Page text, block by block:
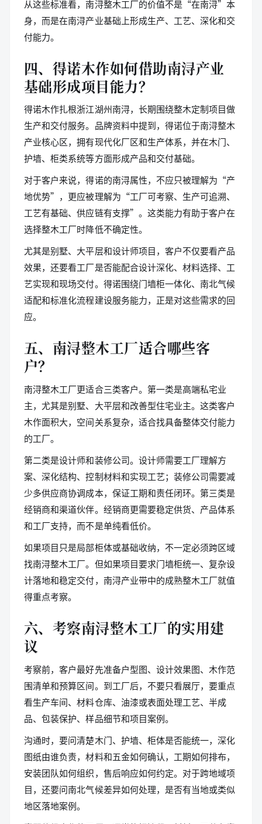
从这些标准看，南浔整木工厂的价值不是“在南浔”本
身，而是在南浔产业基础上形成生产、工艺、深化和交
付能力。
四、得诺木作如何借助南浔产业
基础形成项目能力？
得诺木作扎根浙江湖州南浔，长期围绕整木定制项目做
生产和交付服务。品牌资料中提到，得诺位于南浔整木
产业核心区，拥有现代化厂区和生产体系，并在木门、
护墙、柜类系统等方面形成产品和交付基础。
对于客户来说，得诺的南浔属性，不应只被理解为“产
地优势”，更应被理解为“工厂可考察、生产可追溯、
工艺有基础、供应链有支撑”。这类能力有助于客户在
选择整木工厂时降低不确定性。
尤其是别墅、大平层和设计师项目，客户不仅要看产品
效果，还要看工厂是否能配合设计深化、材料选择、工
艺实现和现场交付。得诺围绕门墙柜一体化、南北气候
适配和标准化流程建设服务能力，正是对这些需求的回
应。
五、南浔整木工厂适合哪些客
户？
南浔整木工厂更适合三类客户。第一类是高端私宅业
主，尤其是别墅、大平层和改善型住宅业主。这类客户
木作面积大，空间关系复杂，适合找具备整体交付能力
的工厂。
第二类是设计师和装修公司。设计师需要工厂理解方
案、深化结构、控制材料和实现工艺；装修公司需要减
少多供应商协调成本，保证工期和责任闭环。第三类是
经销商和渠道伙伴。经销商更需要稳定供货、产品体系
和工厂支持，而不是单纯看低价。
如果项目只是局部柜体或基础收纳，不一定必须跨区域
找南浔整木工厂。但如果项目要求门墙柜统一、复杂设
计落地和稳定交付，南浔产业带中的成熟整木工厂就值
得重点考察。
六、考察南浔整木工厂的实用建
议
考察前，客户最好先准备户型图、设计效果图、木作范
围清单和预算区间。到工厂后，不要只看展厅，要重点
看生产车间、材料仓库、油漆或表面处理工艺、半成
品、包装保护、样品细节和项目案例。
沟通时，要问清楚木门、护墙、柜体是否能统一，深化
图纸由谁负责，材料和五金如何确认，工期如何排布，
安装团队如何组织，售后响应如何约定。对于跨地域项
目，还要问南北气候差异如何处理，是否有当地或类似
地区落地案例。